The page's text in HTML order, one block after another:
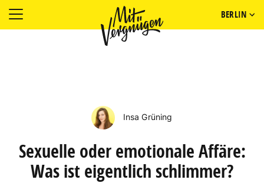
BERLIN
Insa Grüning
Sexuelle oder emotionale Affäre:
Was ist eigentlich schlimmer?